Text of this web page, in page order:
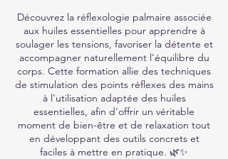
Découvrez la réflexologie palmaire associée
aux huiles essentielles pour apprendre à
soulager les tensions, favoriser la détente et
accompagner naturellement l'équilibre du
corps. Cette formation allie des techniques
de stimulation des points réflexes des mains
à l'utilisation adaptée des huiles
essentielles, afin d'offrir un véritable
moment de bien-être et de relaxation tout
en développant des outils concrets et
faciles à mettre en pratique. 🌿✨